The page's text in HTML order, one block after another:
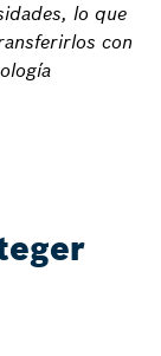
lo que
con